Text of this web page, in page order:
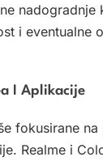
nadogradnje
i eventualne
I Aplikacije
fokusirane
Realme i